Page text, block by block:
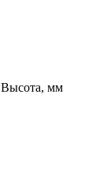
Высота, мм